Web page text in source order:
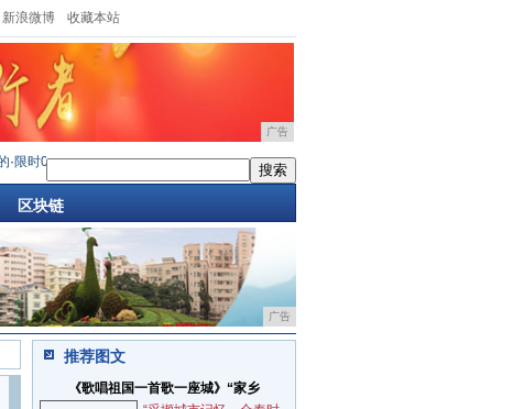
新浪微博 收藏本站
广告
时0月供还你一个Jeep梦，体验超驾趣小型S·新年选车关注VE-1 豪礼抽不停
区块链
广告
推荐图文
《歌唱祖国一首歌一座城》“家乡